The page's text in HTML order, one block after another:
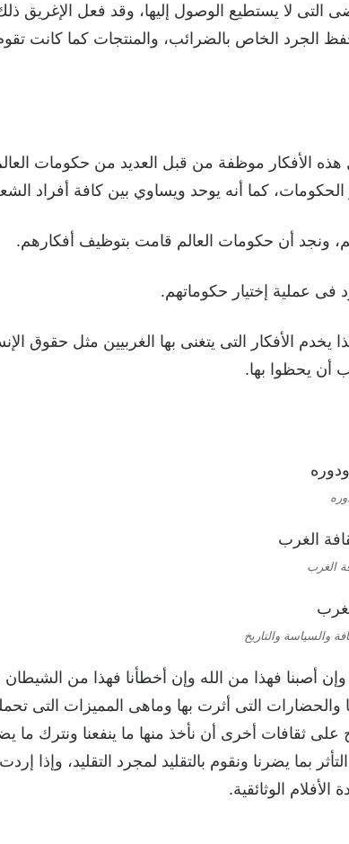
التى لا يستطيع الوصول إليها، وقد فعل الإغريق
الجرد الخاص بالضرائب، والمنتجات كما كانت
هذه الأفكار موظفة من قبل العديد من حكومات
الحكومات، كما أنه يوحد ويساوي بين كافة أفراد
ونجد أن حكومات العالم قامت بتوظيف أفكارهم.
فى عملية إختيار حكوماتهم.
الأفكار التى يتغنى بها الغربيين مثل حقوق
أن يحظوا بها.
الغرب
والسياسة والتاريخ
أصبنا فهذا من الله وإن أخطأنا فهذا من
والحضارات التى أثرت بها وماهى المميزات التى
على ثقافات أخرى أن نأخذ منها ما ينفعنا ونترك ما
بما يضرنا ونقوم بالتقليد لمجرد التقليد، وإذا
الوثائقية.